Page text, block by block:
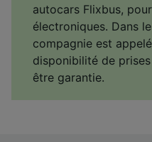
autocars Flixbus,
électroniques. Dans
compagnie est
disponibilité de
être garantie.